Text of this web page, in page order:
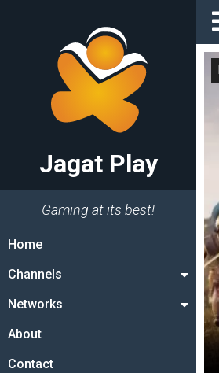
Jagat Play
Gaming at its best!
Home
Channels
Networks
About
Contact